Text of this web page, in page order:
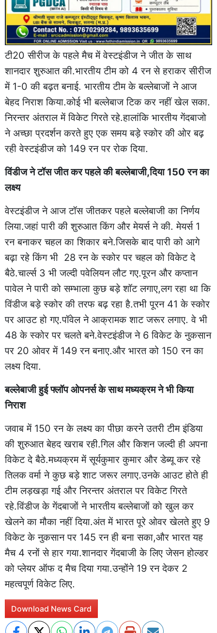
टी20 सीरीज के पहले मैच में वेस्टइंडीज ने जीत के साथ
शानदार शुरुआत की.भारतीय टीम को 4 रन से हराकर सीरीज
में 1-0 की बढ़त बनाई. भारतीय टीम के बल्लेबाजों ने आज
बेहद निराश किया.कोई भी बल्लेबाज टिक कर नहीं खेल सका.
निरन्तर अंतराल में विकेट गिरते रहे.हालांकि भारतीय गेंदबाजो
ने अच्छा प्रदर्शन करते हुए एक समय बड़े स्कोर की ओर बढ़
रही वेस्टइंडीज को 149 रन पर रोक दिया.
विंडीज ने टॉस जीत कर पहले की बल्लेबाजी,दिया 150 रन का
लक्ष्य
वेस्टइंडीज ने आज टॉस जीतकर पहले बल्लेबाजी का निर्णय
लिया.जहां पारी की शुरुआत किंग और मेयर्स ने की. मेयर्स 1
रन बनाकर चहल का शिकार बने.जिसके बाद पारी को आगे
बढ़ा रहे किंग भी 28 रन के स्कोर पर चहल को विकेट दे
बैठे.चार्ल्स 3 भी जल्दी पवेलियन लौट गए.पूरन और कप्तान
पावेल ने पारी को सम्भाला कुछ बड़े शॉट लगाए,लग रहा था कि
विंडीज बड़े स्कोर की तरफ बढ़ रहा है.तभी पूरन 41 के स्कोर
पर आउट हो गए.पॉवेल ने आक्रामक शाट जरूर लगाए. वे भी
48 के स्कोर पर चलते बने.वेस्टइंडीज ने 6 विकेट के नुकसान
पर 20 ओवर में 149 रन बनाए.और भारत को 150 रन का
लक्ष्य दिया.
बल्लेबाजी हुई फ्लॉप ओपनर्स के साथ मध्यक्रम ने भी किया
निराश
जवाब में 150 रन के लक्ष्य का पीछा करने उतरी टीम इंडिया
की शुरुआत बेहद खराब रही.गिल और किशन जल्दी ही अपना
विकेट दे बैठे.मध्यक्रम में सूर्यकुमार कुमार और डेब्यू कर रहे
तिलक वर्मा ने कुछ बड़े शाट जरूर लगाए.उनके आउट होते ही
टीम लड़खड़ा गई और निरन्तर अंतराल पर विकेट गिरते
रहे.विंडीज के गेंदबाजों ने भारतीय बल्लेबाजों को खुल कर
खेलने का मौका नहीं दिया.अंत में भारत पूरे ओवर खेलते हुए 9
विकेट के नुकसान पर 145 रन ही बना सका,और भारत यह
मैच 4 रनों से हार गया.शानदार गेंदबाजी के लिए जेसन होल्डर
को प्लेयर ऑफ द मैच दिया गया.उन्होंने 19 रन देकर 2
महत्वपूर्ण विकेट लिए.
Download News Card